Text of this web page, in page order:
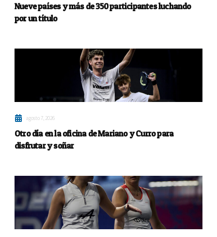
Nueve países y más de 350 participantes luchando
por un título
agosto 7, 2026
Otro día en la oficina de Mariano y Curro para
disfrutar y soñar